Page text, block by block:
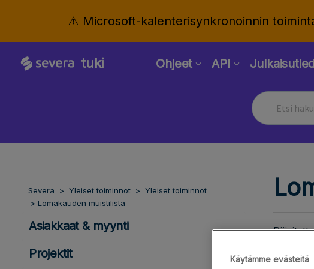
⚠️ Microsoft-kalenterisynkronoinnin
tuki Ohjeet API
Severa Yleiset toiminnot
Yleiset toiminnot
Lomakauden muistilista
Asiakkaat & myynti
Projektit
Käytämme evästeitä